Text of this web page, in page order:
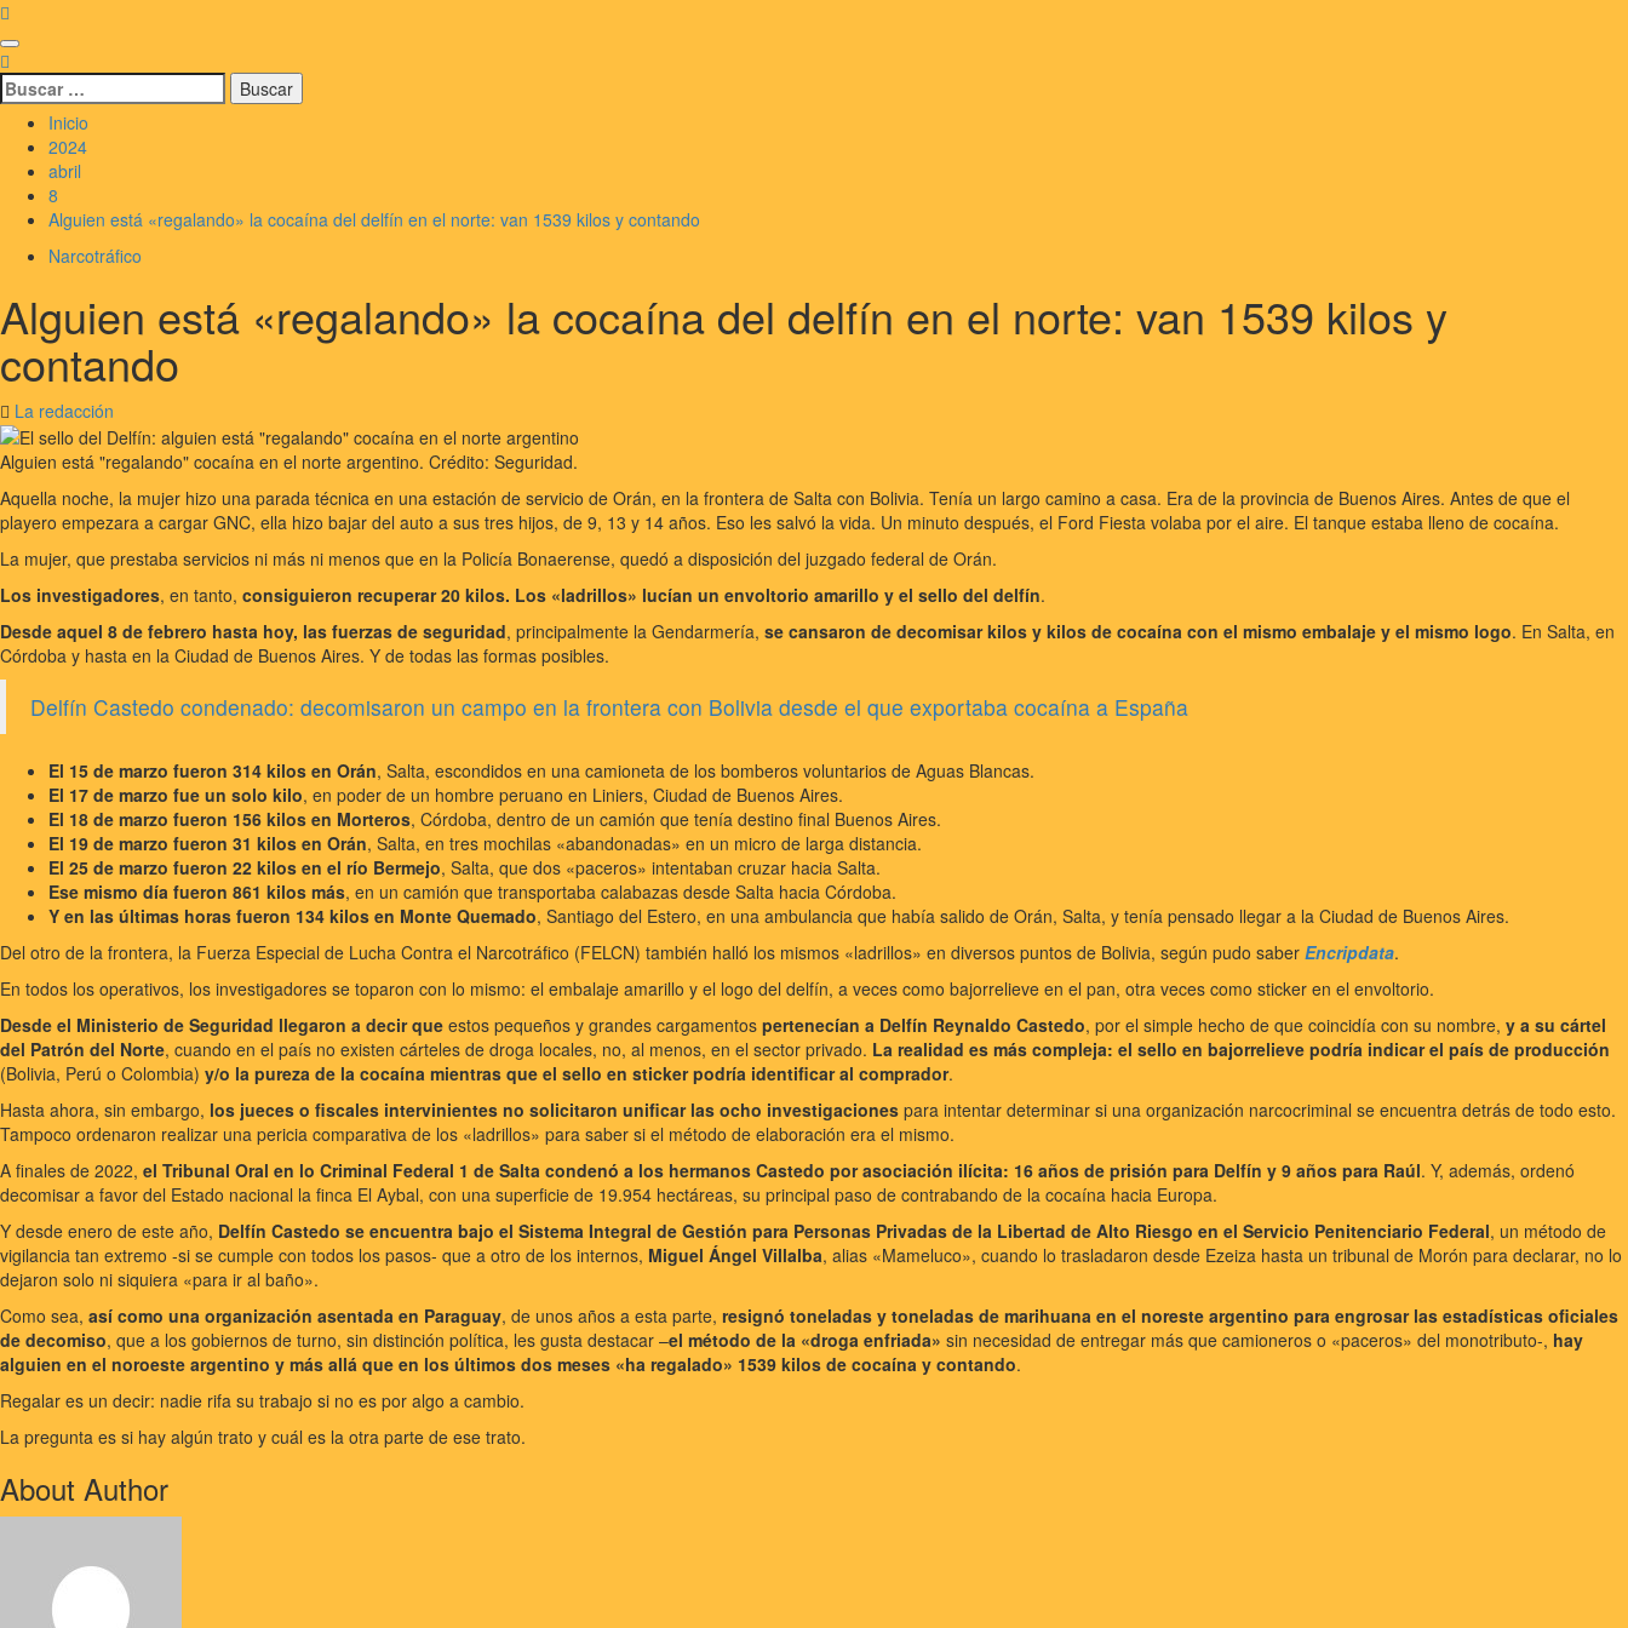
Saltar
al
contenido
Menú
principal
Buscar:
Inicio
2024
abril
8
Alguien está «regalando» la cocaína del delfín en el norte: van 1539 kilos y contando
Narcotráfico
Alguien está «regalando» la cocaína del delfín en el norte: van 1539 kilos y
contando
La redacción
Alguien está "regalando" cocaína en el norte argentino. Crédito: Seguridad.
Aquella noche, la mujer hizo una parada técnica en una estación de servicio de Orán, en la frontera de Salta con Bolivia. Tenía un largo camino a casa. Era de la provincia de Buenos Aires. Antes de que el
playero empezara a cargar GNC, ella hizo bajar del auto a sus tres hijos, de 9, 13 y 14 años. Eso les salvó la vida. Un minuto después, el Ford Fiesta volaba por el aire. El tanque estaba lleno de cocaína.
La mujer, que prestaba servicios ni más ni menos que en la Policía Bonaerense, quedó a disposición del juzgado federal de Orán.
Los investigadores, en tanto, consiguieron recuperar 20 kilos. Los «ladrillos» lucían un envoltorio amarillo y el sello del delfín.
Desde aquel 8 de febrero hasta hoy, las fuerzas de seguridad, principalmente la Gendarmería, se cansaron de decomisar kilos y kilos de cocaína con el mismo embalaje y el mismo logo. En Salta, en
Córdoba y hasta en la Ciudad de Buenos Aires. Y de todas las formas posibles.
Delfín Castedo condenado: decomisaron un campo en la frontera con Bolivia desde el que exportaba cocaína a España
El 15 de marzo fueron 314 kilos en Orán, Salta, escondidos en una camioneta de los bomberos voluntarios de Aguas Blancas.
El 17 de marzo fue un solo kilo, en poder de un hombre peruano en Liniers, Ciudad de Buenos Aires.
El 18 de marzo fueron 156 kilos en Morteros, Córdoba, dentro de un camión que tenía destino final Buenos Aires.
El 19 de marzo fueron 31 kilos en Orán, Salta, en tres mochilas «abandonadas» en un micro de larga distancia.
El 25 de marzo fueron 22 kilos en el río Bermejo, Salta, que dos «paceros» intentaban cruzar hacia Salta.
Ese mismo día fueron 861 kilos más, en un camión que transportaba calabazas desde Salta hacia Córdoba.
Y en las últimas horas fueron 134 kilos en Monte Quemado, Santiago del Estero, en una ambulancia que había salido de Orán, Salta, y tenía pensado llegar a la Ciudad de Buenos Aires.
Del otro de la frontera, la Fuerza Especial de Lucha Contra el Narcotráfico (FELCN) también halló los mismos «ladrillos» en diversos puntos de Bolivia, según pudo saber Encripdata.
En todos los operativos, los investigadores se toparon con lo mismo: el embalaje amarillo y el logo del delfín, a veces como bajorrelieve en el pan, otra veces como sticker en el envoltorio.
Desde el Ministerio de Seguridad llegaron a decir que estos pequeños y grandes cargamentos pertenecían a Delfín Reynaldo Castedo, por el simple hecho de que coincidía con su nombre, y a su cártel
del Patrón del Norte, cuando en el país no existen cárteles de droga locales, no, al menos, en el sector privado. La realidad es más compleja: el sello en bajorrelieve podría indicar el país de producción
(Bolivia, Perú o Colombia) y/o la pureza de la cocaína mientras que el sello en sticker podría identificar al comprador.
Hasta ahora, sin embargo, los jueces o fiscales intervinientes no solicitaron unificar las ocho investigaciones para intentar determinar si una organización narcocriminal se encuentra detrás de todo esto.
Tampoco ordenaron realizar una pericia comparativa de los «ladrillos» para saber si el método de elaboración era el mismo.
A finales de 2022, el Tribunal Oral en lo Criminal Federal 1 de Salta condenó a los hermanos Castedo por asociación ilícita: 16 años de prisión para Delfín y 9 años para Raúl. Y, además, ordenó
decomisar a favor del Estado nacional la finca El Aybal, con una superficie de 19.954 hectáreas, su principal paso de contrabando de la cocaína hacia Europa.
Y desde enero de este año, Delfín Castedo se encuentra bajo el Sistema Integral de Gestión para Personas Privadas de la Libertad de Alto Riesgo en el Servicio Penitenciario Federal, un método de
vigilancia tan extremo -si se cumple con todos los pasos- que a otro de los internos, Miguel Ángel Villalba, alias «Mameluco», cuando lo trasladaron desde Ezeiza hasta un tribunal de Morón para declarar, no lo
dejaron solo ni siquiera «para ir al baño».
Como sea, así como una organización asentada en Paraguay, de unos años a esta parte, resignó toneladas y toneladas de marihuana en el noreste argentino para engrosar las estadísticas oficiales
de decomiso, que a los gobiernos de turno, sin distinción política, les gusta destacar –el método de la «droga enfriada» sin necesidad de entregar más que camioneros o «paceros» del monotributo-, hay
alguien en el noroeste argentino y más allá que en los últimos dos meses «ha regalado» 1539 kilos de cocaína y contando.
Regalar es un decir: nadie rifa su trabajo si no es por algo a cambio.
La pregunta es si hay algún trato y cuál es la otra parte de ese trato.
About Author